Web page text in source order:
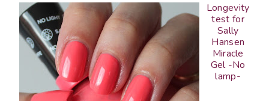
Longevity
test for
Sally
Hansen
Miracle
Gel -No
lamp-